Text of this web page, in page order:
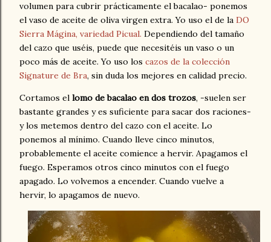
volumen para cubrir prácticamente el bacalao- ponemos
el vaso de aceite de oliva virgen extra. Yo uso el de la DO
Sierra Mágina, variedad Picual. Dependiendo del tamaño
del cazo que uséis, puede que necesitéis un vaso o un
poco más de aceite. Yo uso los cazos de la colección
Signature de Bra, sin duda los mejores en calidad precio.
Cortamos el lomo de bacalao en dos trozos, -suelen ser
bastante grandes y es suficiente para sacar dos raciones-
y los metemos dentro del cazo con el aceite. Lo
ponemos al mínimo. Cuando lleve cinco minutos,
probablemente el aceite comience a hervir. Apagamos el
fuego. Esperamos otros cinco minutos con el fuego
apagado. Lo volvemos a encender. Cuando vuelve a
hervir, lo apagamos de nuevo.